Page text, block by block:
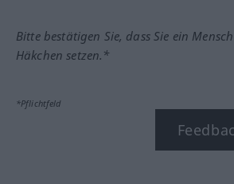
Bitte bestätigen Sie, dass Sie ein
Häkchen setzen.*
*Pflichtfeld